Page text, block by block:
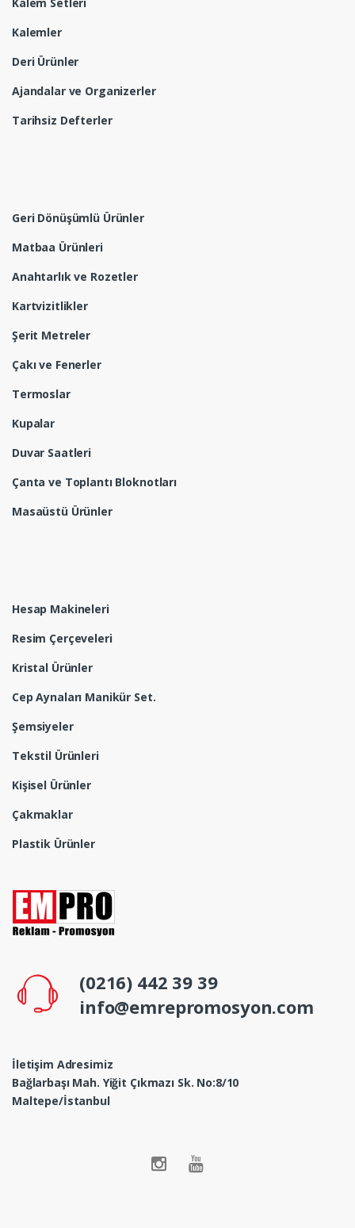
Kalemler
Deri Ürünler
Ajandalar ve Organizerler
Tarihsiz Defterler
Geri Dönüşümlü Ürünler
Matbaa Ürünleri
Anahtarlık ve Rozetler
Kartvizitlikler
Şerit Metreler
Çakı ve Fenerler
Termoslar
Kupalar
Duvar Saatleri
Çanta ve Toplantı Bloknotları
Masaüstü Ürünler
Hesap Makineleri
Resim Çerçeveleri
Kristal Ürünler
Cep Aynaları Manikür Set.
Şemsiyeler
Tekstil Ürünleri
Kişisel Ürünler
Çakmaklar
Plastik Ürünler
(0216) 442 39 39
info@emrepromosyon.com
İletişim Adresimiz
Bağlarbaşı Mah. Yiğit Çıkmazı Sk. No:8/10
Maltepe/İstanbul